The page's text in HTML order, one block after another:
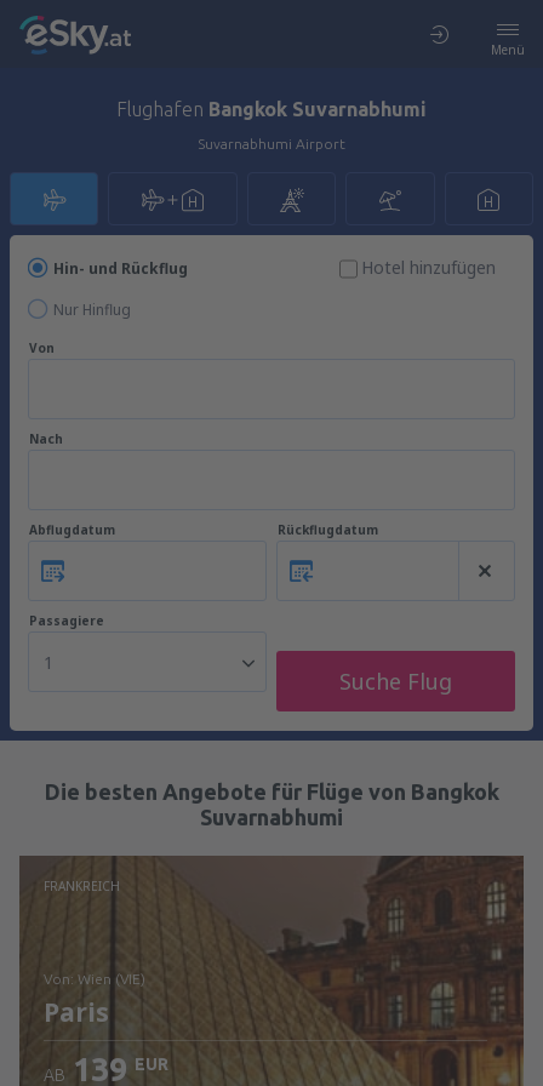
Menü
Flughafen Bangkok Suvarnabhumi
Suvarnabhumi Airport
Hin- und Rückflug
Nur Hinflug
Hotel hinzufügen
Von
Nach
Abflugdatum Rückflugdatum
Passagiere
1
Suche Flug
Die besten Angebote für Flüge von Bangkok
Suvarnabhumi
FRANKREICH
von: Wien (VIE)
Paris
AB 139 EUR